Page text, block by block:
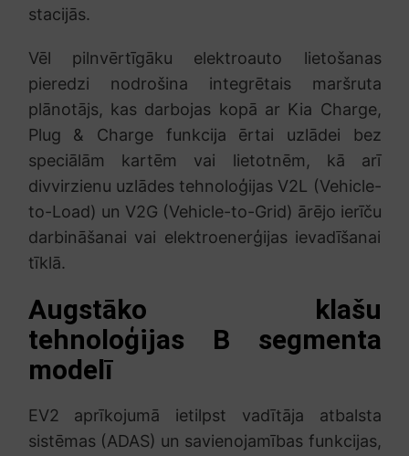
stacijās.
Vēl pilnvērtīgāku elektroauto lietošanas
pieredzi nodrošina integrētais maršruta
plānotājs, kas darbojas kopā ar Kia Charge,
Plug & Charge funkcija ērtai uzlādei bez
speciālām kartēm vai lietotnēm, kā arī
divvirzienu uzlādes tehnoloģijas V2L (Vehicle-
to-Load) un V2G (Vehicle-to-Grid) ārējo ierīču
darbināšanai vai elektroenerģijas ievadīšanai
tīklā.
Augstāko klašu
tehnoloģijas B segmenta
modelī
EV2 aprīkojumā ietilpst vadītāja atbalsta
sistēmas (ADAS) un savienojamības funkcijas,